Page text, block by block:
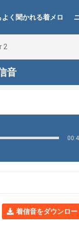
よく聞かれる着メロ
2
音
着信音をダウンロー